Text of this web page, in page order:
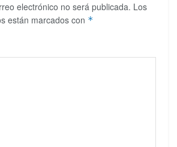
electrónico no será publicada. Los
están marcados con *